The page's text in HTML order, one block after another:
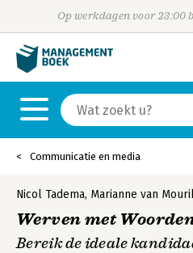
Op werkdagen voor 23:00
Communicatie en media
Nicol Tadema, Marianne van
Werven met
Bereik de ideale